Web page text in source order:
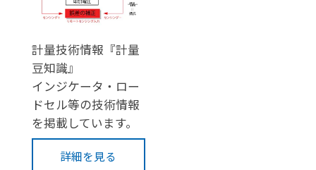
計量技術情報『計量
豆知識』
インジケータ・ロー
ドセル等の技術情報
を掲載しています。
詳細を見る